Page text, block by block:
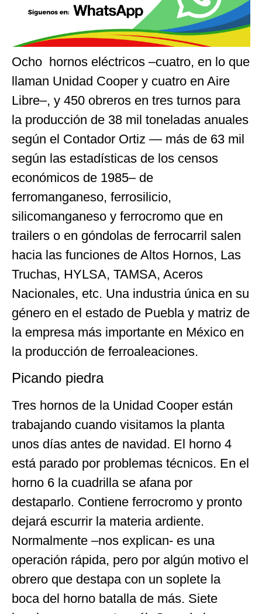
Ocho hornos eléctricos –cuatro, en lo que
llaman Unidad Cooper y cuatro en Aire
Libre–, y 450 obreros en tres turnos para
la producción de 38 mil toneladas anuales
según el Contador Ortiz — más de 63 mil
según las estadísticas de los censos
económicos de 1985– de
ferromanganeso, ferrosilicio,
silicomanganeso y ferrocromo que en
trailers o en góndolas de ferrocarril salen
hacia las funciones de Altos Hornos, Las
Truchas, HYLSA, TAMSA, Aceros
Nacionales, etc. Una industria única en su
género en el estado de Puebla y matriz de
la empresa más importante en México en
la producción de ferroaleaciones.
Picando piedra
Tres hornos de la Unidad Cooper están
trabajando cuando visitamos la planta
unos días antes de navidad. El horno 4
está parado por problemas técnicos. En el
horno 6 la cuadrilla se afana por
destaparlo. Contiene ferrocromo y pronto
dejará escurrir la materia ardiente.
Normalmente –nos explican- es una
operación rápida, pero por algún motivo el
obrero que destapa con un soplete la
boca del horno batalla de más. Siete